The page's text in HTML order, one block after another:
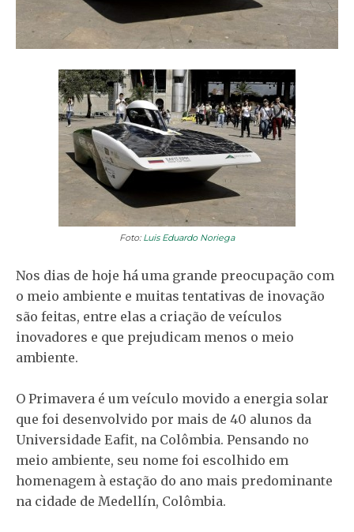
Foto: Luis Eduardo Noriega
Nos dias de hoje há uma grande preocupação com
o meio ambiente e muitas tentativas de inovação
são feitas, entre elas a criação de veículos
inovadores e que prejudicam menos o meio
ambiente.
O Primavera é um veículo movido a energia solar
que foi desenvolvido por mais de 40 alunos da
Universidade Eafit, na Colômbia. Pensando no
meio ambiente, seu nome foi escolhido em
homenagem à estação do ano mais predominante
na cidade de Medellín, Colômbia.